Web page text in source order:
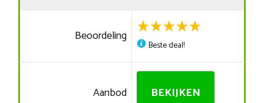
Beoordeling
Beste deal!
Aanbod BEKIJKEN